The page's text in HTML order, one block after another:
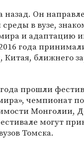
назад. Он
в вузе,
и адаптацию
года
ближнего
прошли
чемпионат
Монголии,
могут
Томска.